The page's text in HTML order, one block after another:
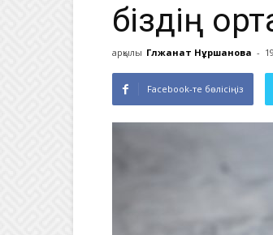
біздің
арқылы Гүлжанат Нұршанова -
Facebook-те бөлісіңіз